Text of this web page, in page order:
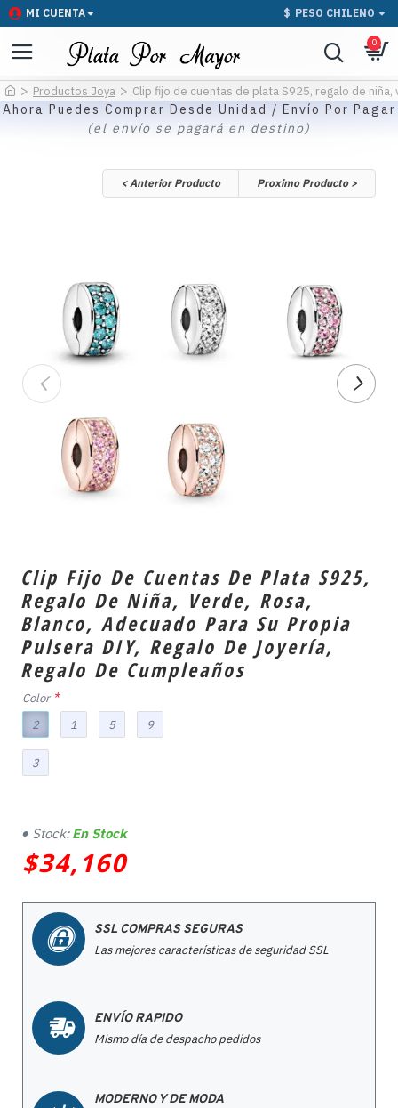
MI CUENTA $ PESO CHILENO
0
Productos Joya Clip fijo de cuentas de plata S925, regalo de
Ahora Puedes Comprar Desde Unidad / Envío Por Pagar
(el envío se pagará en destino)
< Anterior Producto Proximo Producto >
Clip Fijo De Cuentas De Plata S925,
Regalo De Niña, Verde, Rosa,
Blanco, Adecuado Para Su Propia
Pulsera DIY, Regalo De Joyería,
Regalo De Cumpleaños
$34,160
Stock: En Stock
Color
2
1 5 9
3
SSL COMPRAS SEGURAS
Las mejores características de seguridad SSL
ENVÍO RAPIDO
Mismo día de despacho pedidos
MODERNO Y DE MODA